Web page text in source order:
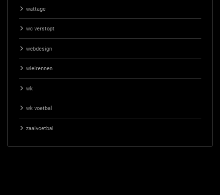
wattage
wc verstopt
webdesign
wielrennen
wk
wk voetbal
zaalvoetbal